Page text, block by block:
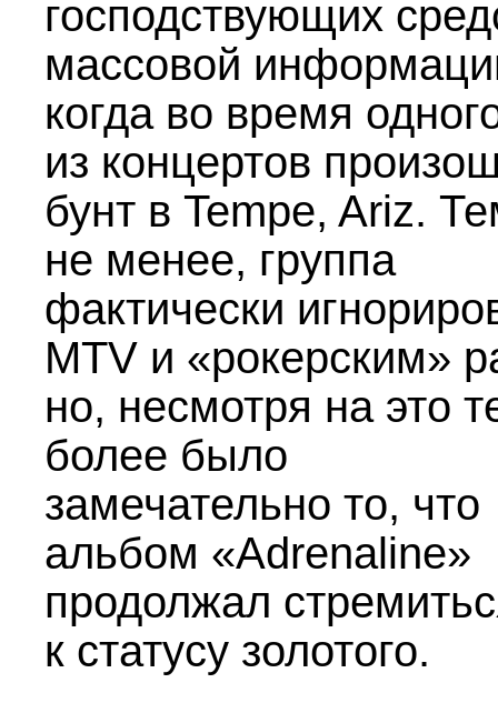
господствующих
массовой
когда во время
из концертов
бунт в Tempe, Ariz.
не менее, группа
фактически
MTV и «рокерским»
но, несмотря на это
более было
замечательно то, что
альбом «Adrenaline»
продолжал
к статусу золотого.